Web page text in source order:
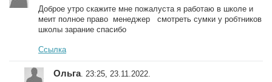
Доброе утро скажите мне пожалуста я работаю в школе и
меит полное право менеджер смотреть сумки у робтников
школы зарание спасибо
Ссылка
Ольга. 23:25, 23.11.2022.